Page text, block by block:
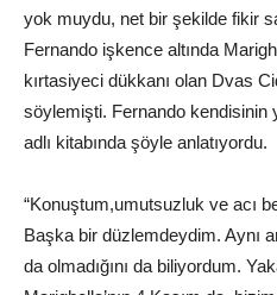
yok muydu, net bir şekilde fikir
Fernando işkence altında
kırtasiyeci dükkanı olan Dvas
söylemişti. Fernando kendisinin
adlı kitabında şöyle anlatıyordu.
“Konuştum,umutsuzluk ve acı
Başka bir düzlemdeydim. Aynı
da olmadığını da biliyordum.